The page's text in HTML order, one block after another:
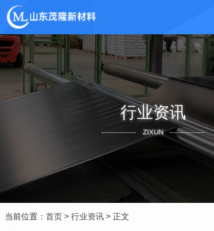
行业资讯
ZIXUN
当前位置： 首页 > 行业资讯 > 正文